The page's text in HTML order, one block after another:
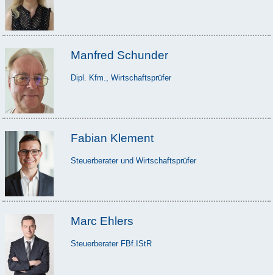
Manfred Schunder
Dipl. Kfm., Wirtschaftsprüfer
Fabian Klement
Steuerberater und Wirtschaftsprüfer
Marc Ehlers
Steuerberater FBf.IStR